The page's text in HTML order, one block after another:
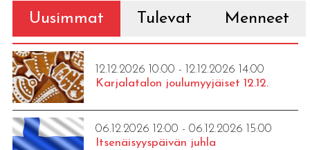
Uusimmat Tulevat Menneet
12.12.2026 10:00 - 12.12.2026 14:00
Karjalatalon joulumyyjäiset 12.12.
06.12.2026 12:00 - 06.12.2026 15:00
Itsenäisyyspäivän juhla